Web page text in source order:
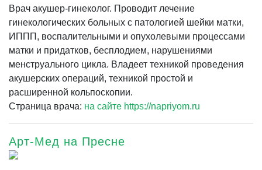
Врач акушер-гинеколог. Проводит лечение
гинекологических больных с патологией шейки матки,
ИППП, воспалительными и опухолевыми процессами
матки и придатков, бесплодием, нарушениями
менструального цикла. Владеет техникой проведения
акушерских операций, техникой простой и
расширенной кольпоскопии.
Страница врача: на сайте https://napriyom.ru
Арт-Мед на Пресне